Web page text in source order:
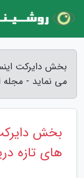
بخش دایرکت
می نماید - مجله
بخش
های تازه